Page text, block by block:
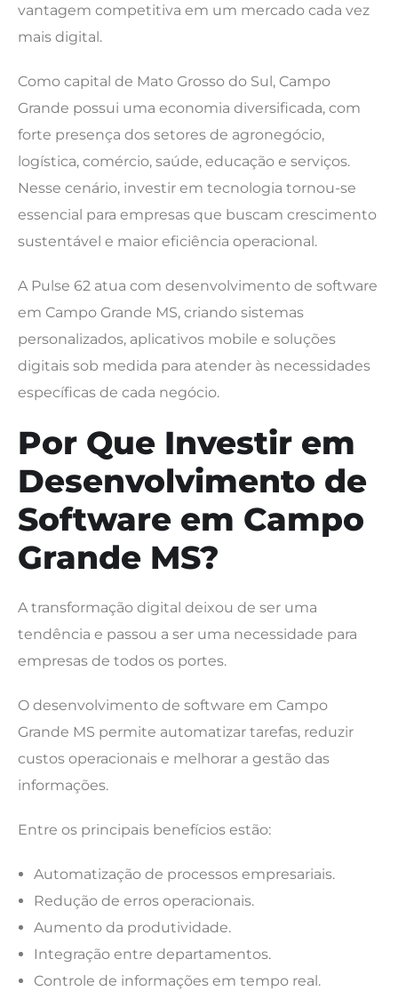
vantagem competitiva em um mercado cada vez
mais digital.
Como capital de Mato Grosso do Sul, Campo
Grande possui uma economia diversificada, com
forte presença dos setores de agronegócio,
logística, comércio, saúde, educação e serviços.
Nesse cenário, investir em tecnologia tornou-se
essencial para empresas que buscam crescimento
sustentável e maior eficiência operacional.
A Pulse 62 atua com desenvolvimento de software
em Campo Grande MS, criando sistemas
personalizados, aplicativos mobile e soluções
digitais sob medida para atender às necessidades
específicas de cada negócio.
Por Que Investir em
Desenvolvimento de
Software em Campo
Grande MS?
A transformação digital deixou de ser uma
tendência e passou a ser uma necessidade para
empresas de todos os portes.
O desenvolvimento de software em Campo
Grande MS permite automatizar tarefas, reduzir
custos operacionais e melhorar a gestão das
informações.
Entre os principais benefícios estão:
Automatização de processos empresariais.
Redução de erros operacionais.
Aumento da produtividade.
Integração entre departamentos.
Controle de informações em tempo real.